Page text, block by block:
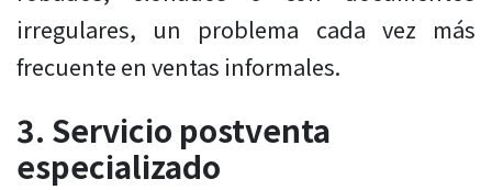
irregulares, un problema cada vez más
frecuente en ventas informales.
3. Servicio postventa
especializado